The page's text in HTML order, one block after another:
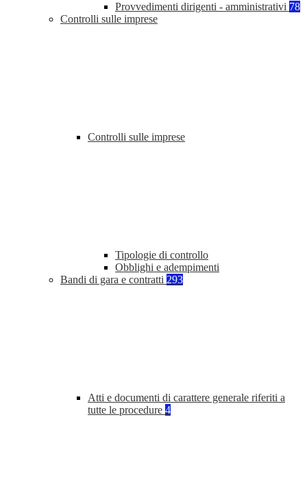
Provvedimenti dirigenti - amministrativi 78
Controlli sulle imprese
Controlli sulle imprese
Tipologie di controllo
Obblighi e adempimenti
Bandi di gara e contratti 293
Atti e documenti di carattere generale riferiti a
tutte le procedure 4